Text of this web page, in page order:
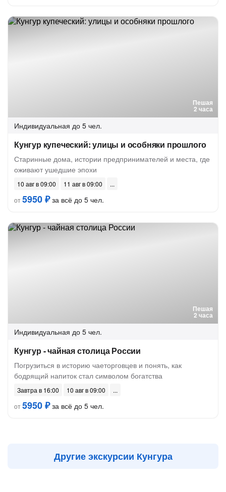
Пешая
2 часа
Индивидуальная до 5 чел.
Кунгур купеческий: улицы и особняки прошлого
Старинные дома, истории предпринимателей и места, где
оживают ушедшие эпохи
10 авг в 09:00
11 авг в 09:00
от5950 ₽за всё до 5 чел.
Пешая
2 часа
Индивидуальная до 5 чел.
Кунгур - чайная столица России
Погрузиться в историю чаеторговцев и понять, как
бодрящий напиток стал символом богатства
Завтра в 16:00
10 авг в 09:00
от5950 ₽за всё до 5 чел.
Другие экскурсии Кунгура